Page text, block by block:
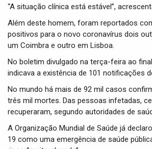
“A situação clínica está estável”,
Além deste homem, foram reportados
positivos para o novo coronavírus dois
um Coimbra e outro em Lisboa.
No boletim divulgado na terça-feira ao
indicava a existência de 101 notificações
No mundo há mais de 92 mil casos
três mil mortes. Das pessoas infetadas,
recuperaram, segundo autoridades de
A Organização Mundial de Saúde já
19 como uma emergência de saúde